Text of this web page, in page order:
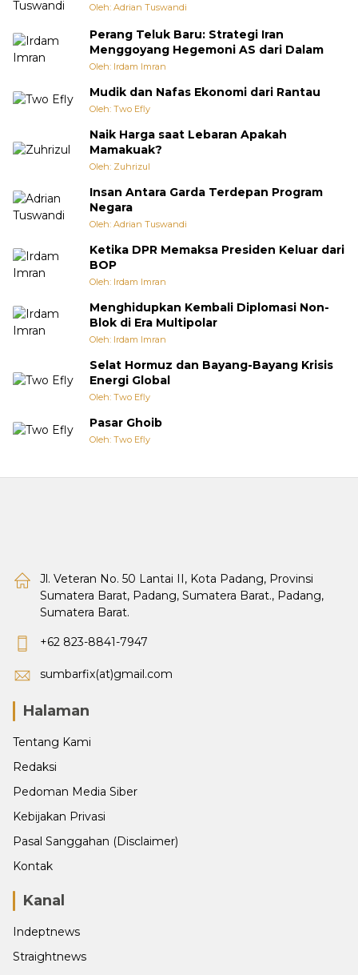
Oleh: Adrian Tuswandi
Perang Teluk Baru: Strategi Iran
Menggoyang Hegemoni AS dari Dalam
Oleh: Irdam Imran
Mudik dan Nafas Ekonomi dari Rantau
Oleh: Two Efly
Naik Harga saat Lebaran Apakah
Mamakuak?
Oleh: Zuhrizul
Insan Antara Garda Terdepan Program
Negara
Oleh: Adrian Tuswandi
Ketika DPR Memaksa Presiden Keluar dari
BOP
Oleh: Irdam Imran
Menghidupkan Kembali Diplomasi Non-
Blok di Era Multipolar
Oleh: Irdam Imran
Selat Hormuz dan Bayang-Bayang Krisis
Energi Global
Oleh: Two Efly
Pasar Ghoib
Oleh: Two Efly
Jl. Veteran No. 50 Lantai II, Kota Padang, Provinsi
Sumatera Barat, Padang, Sumatera Barat., Padang,
Sumatera Barat.
+62 823-8841-7947
sumbarfix(at)gmail.com
Halaman
Tentang Kami
Redaksi
Pedoman Media Siber
Kebijakan Privasi
Pasal Sanggahan (Disclaimer)
Kontak
Kanal
Indeptnews
Straightnews